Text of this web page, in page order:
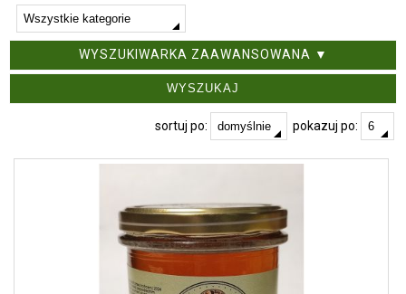
WYSZUKIWARKA ZAAWANSOWANA ▼
pokazuj po:
sortuj po: